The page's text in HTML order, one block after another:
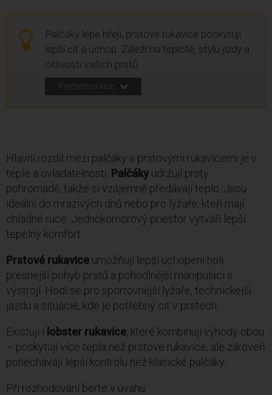
Palčáky lépe hřejí, prstové rukavice poskytují
lepší cit a úchop. Záleží na teplotě, stylu jízdy a
citlivosti vašich prstů.
Přečtěte si více
Hlavní rozdíl mezi palčáky a prstovými rukavicemi je v
teple a ovladatelnosti. Palčáky udržují prsty
pohromadě, takže si vzájemně předávají teplo. Jsou
ideální do mrazivých dnů nebo pro lyžaře, kteří mají
chladné ruce. Jednokomorový priestor vytváří lepší
tepelný komfort.
Prstové rukavice umožňují lepší uchopení holí,
presnejší pohyb prstů a pohodlnější manipulaci s
výstrojí. Hodí se pro sportovnější lyžaře, technickejší
jazdu a situácie, kde je potřebný cit v prstech.
Existují i lobster rukavice, které kombinují výhody obou
– poskytují více tepla než prstové rukavice, ale zároveň
ponechávají lepší kontrolu než klasické palčáky.
Při rozhodování berte v úvahu: